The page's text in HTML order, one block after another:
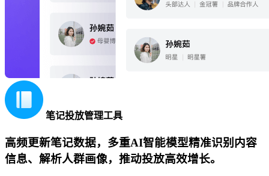
笔记投放管理工具
高频更新笔记数据，多重AI智能模型精准识别内容
信息、解析人群画像，推动投放高效增长。